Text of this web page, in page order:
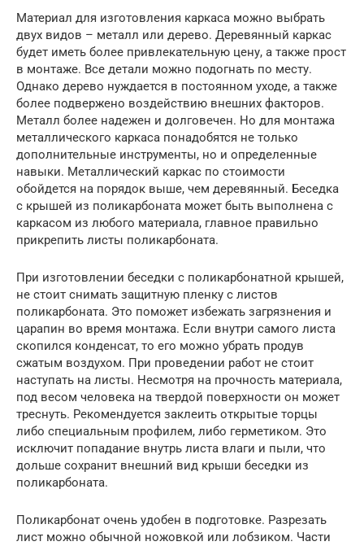
Материал для изготовления каркаса можно выбрать
двух видов – металл или дерево. Деревянный каркас
будет иметь более привлекательную цену, а также прост
в монтаже. Все детали можно подогнать по месту.
Однако дерево нуждается в постоянном уходе, а также
более подвержено воздействию внешних факторов.
Металл более надежен и долговечен. Но для монтажа
металлического каркаса понадобятся не только
дополнительные инструменты, но и определенные
навыки. Металлический каркас по стоимости
обойдется на порядок выше, чем деревянный. Беседка
с крышей из поликарбоната может быть выполнена с
каркасом из любого материала, главное правильно
прикрепить листы поликарбоната.
При изготовлении беседки с поликарбонатной крышей,
не стоит снимать защитную пленку с листов
поликарбоната. Это поможет избежать загрязнения и
царапин во время монтажа. Если внутри самого листа
скопился конденсат, то его можно убрать продув
сжатым воздухом. При проведении работ не стоит
наступать на листы. Несмотря на прочность материала,
под весом человека на твердой поверхности он может
треснуть. Рекомендуется заклеить открытые торцы
либо специальным профилем, либо герметиком. Это
исключит попадание внутрь листа влаги и пыли, что
дольше сохранит внешний вид крыши беседки из
поликарбоната.
Поликарбонат очень удобен в подготовке. Разрезать
лист можно обычной ножовкой или лобзиком. Части